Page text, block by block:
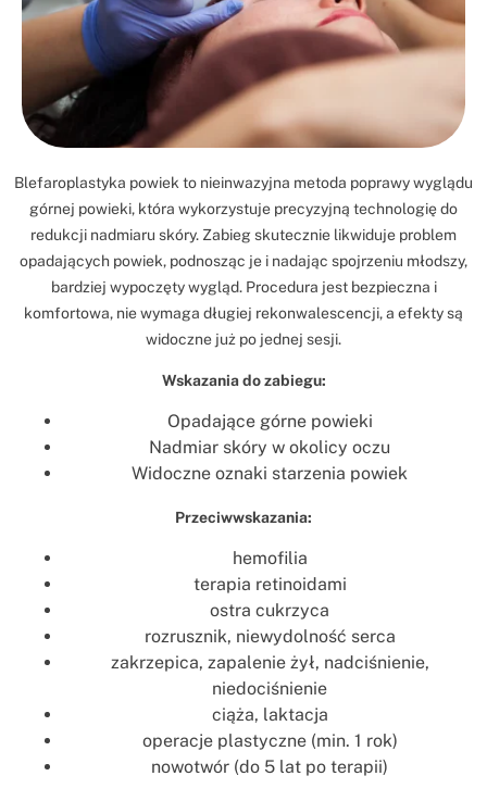
Blefaroplastyka powiek to nieinwazyjna metoda poprawy wyglądu
górnej powieki, która wykorzystuje precyzyjną technologię do
redukcji nadmiaru skóry. Zabieg skutecznie likwiduje problem
opadających powiek, podnosząc je i nadając spojrzeniu młodszy,
bardziej wypoczęty wygląd. Procedura jest bezpieczna i
komfortowa, nie wymaga długiej rekonwalescencji, a efekty są
widoczne już po jednej sesji.
Wskazania do zabiegu:
Opadające górne powieki
Nadmiar skóry w okolicy oczu
Widoczne oznaki starzenia powiek
Przeciwwskazania:
hemofilia
terapia retinoidami
ostra cukrzyca
rozrusznik, niewydolność serca
zakrzepica, zapalenie żył, nadciśnienie,
niedociśnienie
ciąża, laktacja
operacje plastyczne (min. 1 rok)
nowotwór (do 5 lat po terapii)